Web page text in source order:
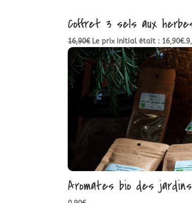
Coffret 3 sels aux
16,90€ Le prix initial était : 16,90€.
Aromates bio des jardins